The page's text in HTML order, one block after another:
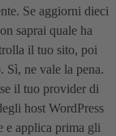
Se aggiorni dieci
saprai quale ha
il tuo sito, poi
Sì, ne vale la pena.
il tuo provider di
host WordPress
e applica prima gli